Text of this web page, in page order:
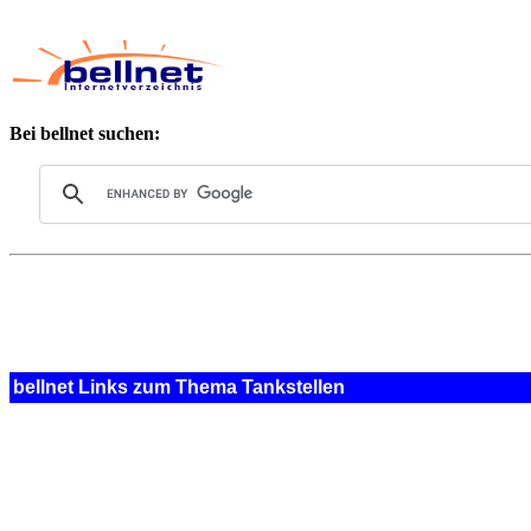
Bei bellnet suchen:
bellnet Links zum Thema Tankstellen